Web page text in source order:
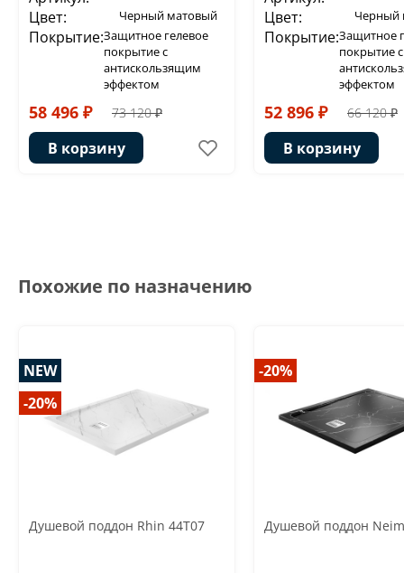
Цвет: Черный матовый
Покрытие:Защитное гелевое
покрытие с
антискользящим
эффектом
58 496 ₽ 73 120 ₽
В корзину
Цвет:
Черный
Покрытие:Защитное
покрытие с
эффектом
52 896 ₽ 66 120 ₽
В корзину
Похожие по назначению
NEW
-20%
Душевой поддон Rhin 44T07
-20%
Душевой поддон